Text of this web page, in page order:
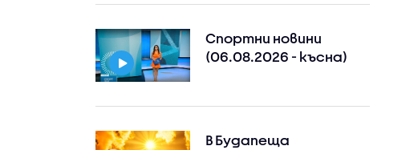
Спортни новини
(06.08.2026 - късна)
В Будапеща